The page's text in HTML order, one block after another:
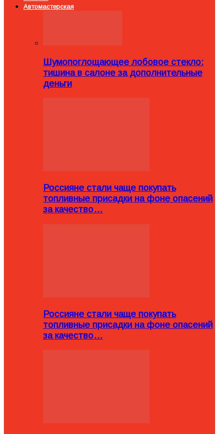
Автомастерская
Шумопоглощающее лобовое стекло:
тишина в салоне за дополнительные
деньги
Россияне стали чаще покупать
топливные присадки на фоне опасений
за качество…
Россияне стали чаще покупать
топливные присадки на фоне опасений
за качество…